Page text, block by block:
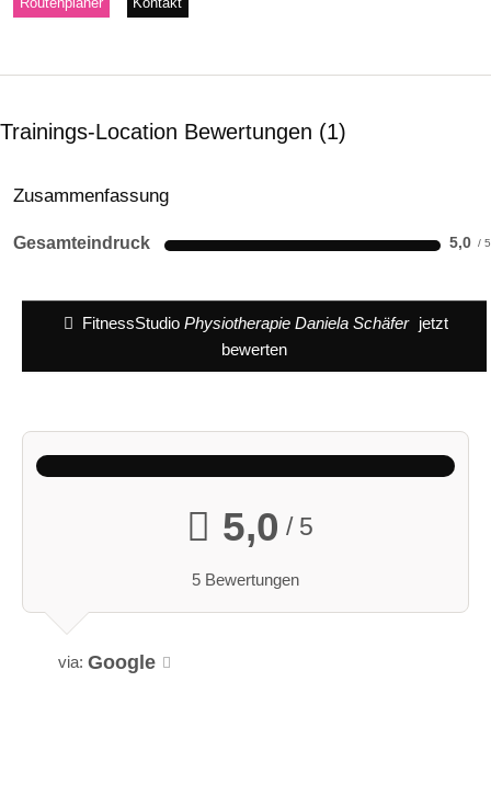
Trainings-Location Bewertungen 1
Zusammenfassung
Gesamteindruck 5,0
FitnessStudioPhysiotherapie Daniela Schäfer jetzt
bewerten
5,0 / 5
5 Bewertungen
via: Google